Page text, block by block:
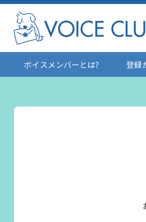
ボイスメンバーとは? 登録